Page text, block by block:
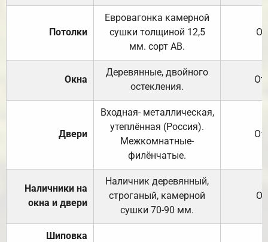
Потолки
Евровагонка камерной
сушки толщиной 12,5
мм. сорт АВ.
Окна
Деревянные, двойного
остекления.
Двери
Входная- металлическая,
утеплённая (Россия).
Межкомнатные-
филёнчатые.
Наличники на
окна и двери
Наличник деревянный,
строганый, камерной
сушки 70-90 мм.
Шиповка